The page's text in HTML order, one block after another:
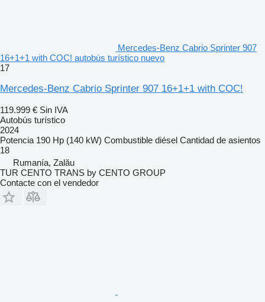
Mercedes-Benz Cabrio Sprinter 907
16+1+1 with COC! autobús turístico nuevo
17
Mercedes-Benz Cabrio Sprinter 907 16+1+1 with COC!
119.999 € Sin IVA
Autobús turístico
2024
Potencia 190 Hp (140 kW) Combustible diésel Cantidad de asientos
18
Rumanía, Zalău
TUR CENTO TRANS by CENTO GROUP
Contacte con el vendedor